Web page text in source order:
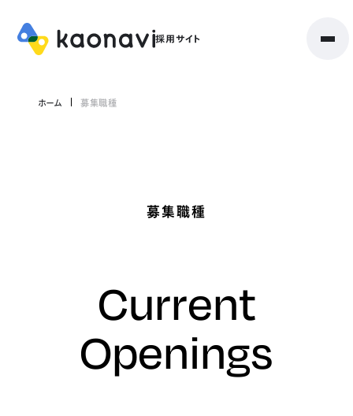
ホーム 募集職種
募集職種
Current
Openings